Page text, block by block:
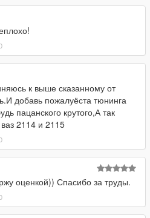
к выше сказанному от
добавь пожалуёста тюнинга
пацанского крутого,А так
2114 и 2115
оценкой)) Спасибо за труды.